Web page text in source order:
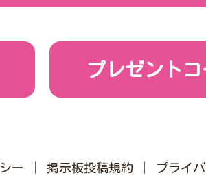
プレゼント
ー 掲示板投稿規約 プライ